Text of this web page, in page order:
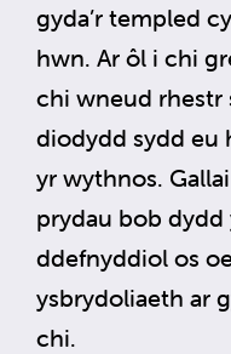
gyda’r templed
hwn. Ar ôl i chi
chi wneud rhestr
diodydd sydd eu
yr wythnos.
prydau bob
ddefnyddiol os
ysbrydoliaeth ar
chi.